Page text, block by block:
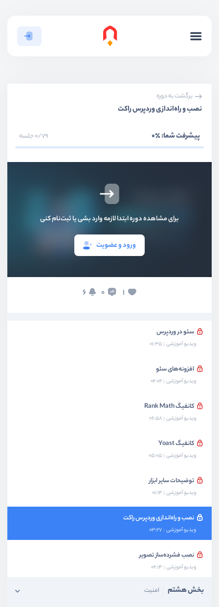
برگشت به دوره
نصب و راه‌اندازی وردپرس راکت
پیشرفت شما:٪0 0/79 جلسه
برای مشاهده دوره ابتدا لازمه وارد بشی یا ثبت‌نام کنی
ورود و عضویت
1
0
6
بخش اول
بخش چهارم
بخش ششم پنل کاربری
سئو در وردپرس
ویدیو آموزشی 01:35
افزونه‌های سئو
ویدیو آموزشی 02:02
کانفیگ Rank Math
ویدیو آموزشی 06:58
کانفیگ Yoast
ویدیو آموزشی 05:05
توضیحات سایر ابزار
ویدیو آموزشی 01:14
نصب و راه‌اندازی وردپرس راکت
ویدیو آموزشی 03:27
نصب فشرده‌ساز تصویر
ویدیو آموزشی 02:14
بخش هشتم امنیت